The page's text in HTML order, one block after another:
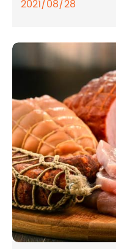
2021/08/28